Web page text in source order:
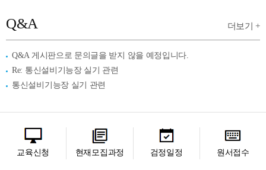
Q&A 더보기 +
Q&A 게시판으로 문의글을 받지 않을 예정입니다.
Re: 통신설비기능장 실기 관련
통신설비기능장 실기 관련
교육신청 현재모집과정 검정일정 원서접수